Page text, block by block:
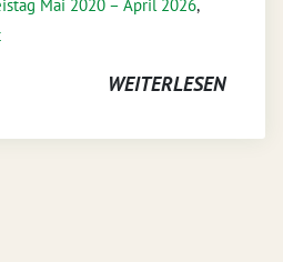
Mai 2020 – April 2026,
WEITERLESEN